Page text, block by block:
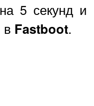
5 секунд и
в Fastboot.